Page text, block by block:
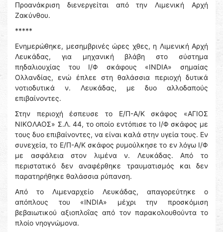
Προανάκριση διενεργείται από την Λιμενική Αρχή
Ζακύνθου.
*****
Ενημερώθηκε, μεσημβρινές ώρες χθες, η Λιμενική Αρχή
Λευκάδας, για μηχανική βλάβη στο σύστημα
πηδαλιουχίας του Ι/Φ σκάφους «INDIA» σημαίας
Ολλανδίας, ενώ έπλεε στη θαλάσσια περιοχή δυτικά
νοτιοδυτικά ν. Λευκάδας, με δυο αλλοδαπούς
επιβαίνοντες.
Στην περιοχή έσπευσε το Ε/Π-Α/Κ σκάφος «ΑΓΙΟΣ
ΝΙΚΟΛΑΟΣ» Σ.Λ. 44, το οποίο εντόπισε το Ι/Φ σκάφος με
τους δυο επιβαίνοντες, να είναι καλά στην υγεία τους. Εν
συνεχεία, το Ε/Π-Α/Κ σκάφος ρυμούλκησε το εν λόγω Ι/Φ
με ασφάλεια στον λιμένα ν. Λευκάδας. Από το
περιστατικό δεν αναφέρθηκε τραυματισμός και δεν
παρατηρήθηκε θαλάσσια ρύπανση.
Από το Λιμεναρχείο Λευκάδας, απαγορεύτηκε ο
απόπλους του «INDIA» μέχρι την προσκόμιση
βεβαιωτικού αξιοπλοΐας από τον παρακολουθούντα το
πλοίο νηογνώμονα.